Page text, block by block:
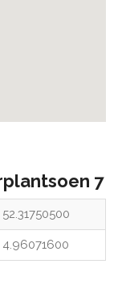
7
52.31750500
4.96071600